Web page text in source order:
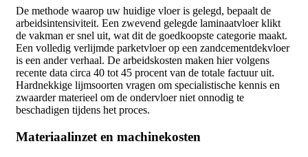
De methode waarop uw huidige vloer is gelegd, bepaalt de
arbeidsintensiviteit. Een zwevend gelegde laminaatvloer klikt
de vakman er snel uit, wat dit de goedkoopste categorie maakt.
Een volledig verlijmde parketvloer op een zandcementdekvloer
is een ander verhaal. De arbeidskosten maken hier volgens
recente data circa 40 tot 45 procent van de totale factuur uit.
Hardnekkige lijmsoorten vragen om specialistische kennis en
zwaarder materieel om de ondervloer niet onnodig te
beschadigen tijdens het proces.
Materiaalinzet en machinekosten